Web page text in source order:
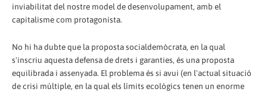
inviabilitat del nostre model de desenvolupament, amb el
capitalisme com protagonista.
No hi ha dubte que la proposta socialdemòcrata, en la qual
s'inscriu aquesta defensa de drets i garanties, és una proposta
equilibrada i assenyada. El problema és si avui (en l'actual situació
de crisi múltiple, en la qual els límits ecològics tenen un enorme